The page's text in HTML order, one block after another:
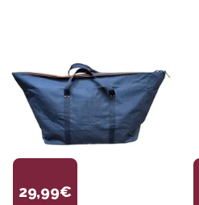
29,99€